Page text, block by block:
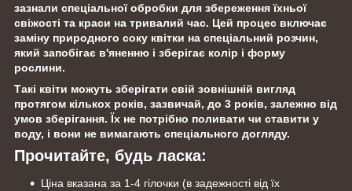
зазнали спеціальної обробки для збереження їхньої
свіжості та краси на тривалий час. Цей процес включає
заміну природного соку квітки на спеціальний розчин,
який запобігає в'яненню і зберігає колір і форму
рослини.
Такі квіти можуть зберігати свій зовнішній вигляд
протягом кількох років, зазвичай, до 3 років, залежно від
умов зберігання. Їх не потрібно поливати чи ставити у
воду, і вони не вимагають спеціального догляду.
Прочитайте, будь ласка:
Ціна вказана за 1-4 гілочки (в задежності від їх